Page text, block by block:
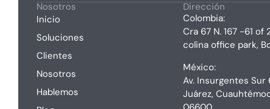
Nosotros
Inicio
Soluciones
Clientes
Nosotros
Hablemos
Dirección
Colombia:
Cra 67 N. 167 -61 of
colina office park,
México:
Av. Insurgentes Sur
Juárez,